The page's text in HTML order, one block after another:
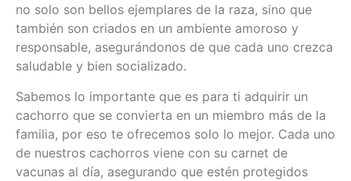
no solo son bellos ejemplares de la raza, sino que
también son criados en un ambiente amoroso y
responsable, asegurándonos de que cada uno crezca
saludable y bien socializado.
Sabemos lo importante que es para ti adquirir un
cachorro que se convierta en un miembro más de la
familia, por eso te ofrecemos solo lo mejor. Cada uno
de nuestros cachorros viene con su carnet de
vacunas al día, asegurando que estén protegidos